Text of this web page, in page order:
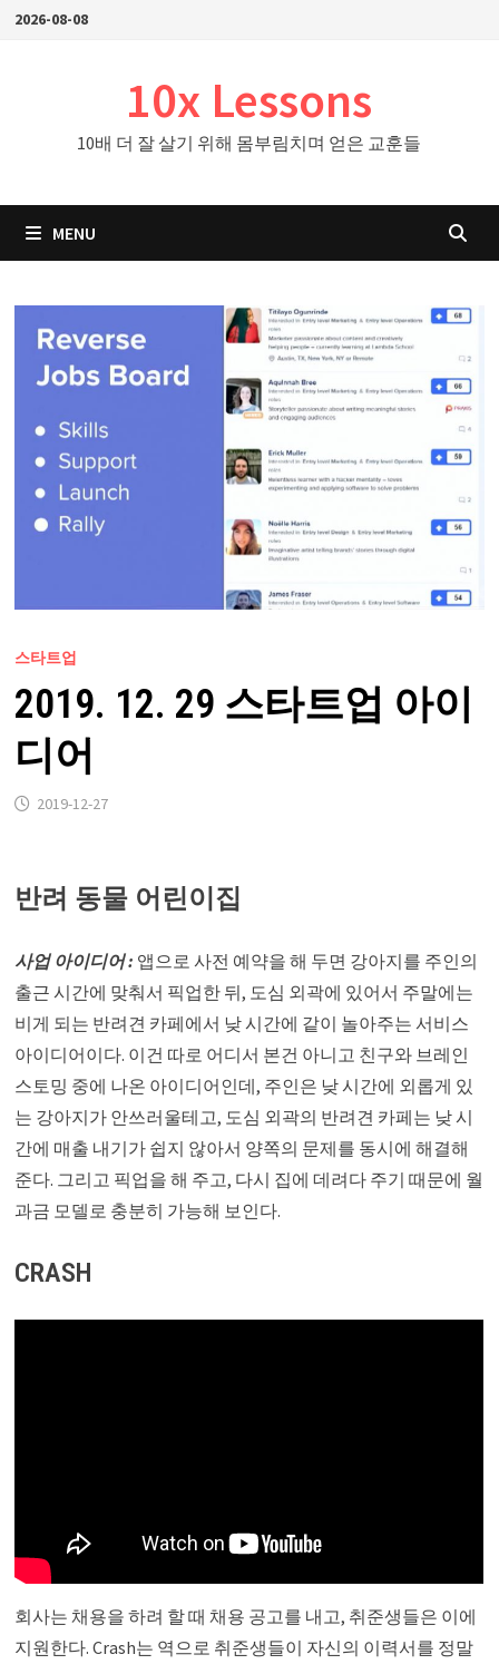
Skip2026-08-08
10x Lessons
10배 더 잘 살기 위해 몸부림치며 얻은 교훈들
MENU
스타트업
2019. 12. 29 스타트업 아이
디어
2019-12-27
반려 동물 어린이집
사업 아이디어 : 앱으로 사전 예약을 해 두면 강아지를 주인의
출근 시간에 맞춰서 픽업한 뒤, 도심 외곽에 있어서 주말에는
비게 되는 반려견 카페에서 낮 시간에 같이 놀아주는 서비스
아이디어이다. 이건 따로 어디서 본건 아니고 친구와 브레인
스토밍 중에 나온 아이디어인데, 주인은 낮 시간에 외롭게 있
는 강아지가 안쓰러울테고, 도심 외곽의 반려견 카페는 낮 시
간에 매출 내기가 쉽지 않아서 양쪽의 문제를 동시에 해결해
준다. 그리고 픽업을 해 주고, 다시 집에 데려다 주기 때문에 월
과금 모델로 충분히 가능해 보인다.
CRASH
회사는 채용을 하려 할 때 채용 공고를 내고, 취준생들은 이에
지원한다. Crash는 역으로 취준생들이 자신의 이력서를 정말